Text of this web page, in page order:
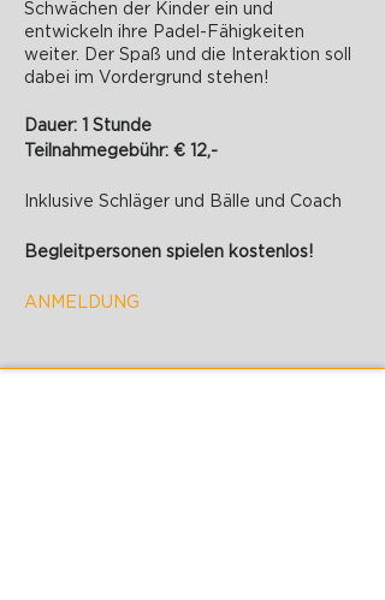
Schwächen der Kinder ein und
entwickeln ihre Padel-Fähigkeiten
weiter. Der Spaß und die Interaktion soll
dabei im Vordergrund stehen!
Dauer: 1 Stunde
Teilnahmegebühr: € 12,-
Inklusive Schläger und Bälle und Coach
Begleitpersonen spielen kostenlos!
ANMELDUNG